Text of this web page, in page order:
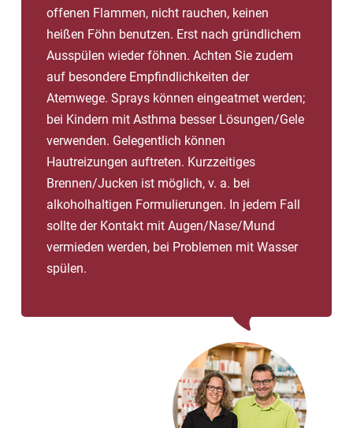
offenen Flammen, nicht rauchen, keinen
heißen Föhn benutzen. Erst nach gründlichem
Ausspülen wieder föhnen. Achten Sie zudem
auf besondere Empfindlichkeiten der
Atemwege. Sprays können eingeatmet werden;
bei Kindern mit Asthma besser Lösungen/Gele
verwenden. Gelegentlich können
Hautreizungen auftreten. Kurzzeitiges
Brennen/Jucken ist möglich, v. a. bei
alkoholhaltigen Formulierungen. In jedem Fall
sollte der Kontakt mit Augen/Nase/Mund
vermieden werden, bei Problemen mit Wasser
spülen.